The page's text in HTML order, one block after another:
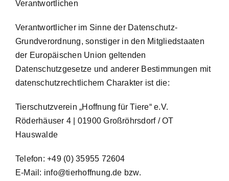
Verantwortlichen
Verantwortlicher im Sinne der Datenschutz-
Grundverordnung, sonstiger in den Mitgliedstaaten
der Europäischen Union geltenden
Datenschutzgesetze und anderer Bestimmungen mit
datenschutzrechtlichem Charakter ist die:
Tierschutzverein „Hoffnung für Tiere“ e.V.
Röderhäuser 4 | 01900 Großröhrsdorf / OT
Hauswalde
Telefon: +49 (0) 35955 72604
E-Mail: info@tierhoffnung.de bzw.